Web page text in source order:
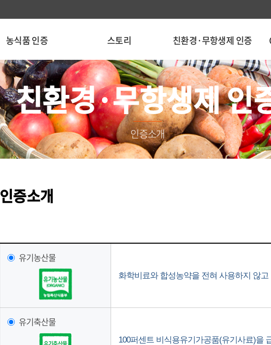
농식품 인증 스토리 친환경·무항생제 인증
친환경·무항생제 인
인증소개
인증소개
유기농산물
화학비료와 합성농약을 전혀 사용하지 않
유기축산물
100퍼센트 비식용유기가공품(유기사료)을